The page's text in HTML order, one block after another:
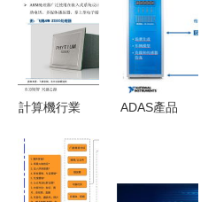
點研發項目
申報開啟，
助力計算機
軟硬件研發
計算機行業
告 CPU生
態價值與機
ADAS產品
試全流程